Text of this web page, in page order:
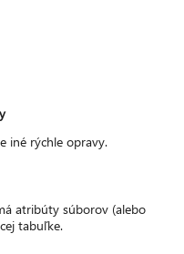
iné rýchle opravy.
atribúty súborov (alebo
tabuľke.